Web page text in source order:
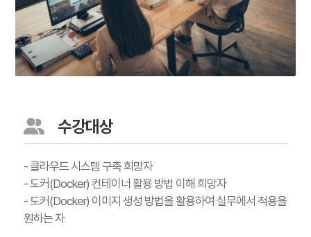
수강대상
- 클라우드 시스템 구축 희망자
- 도커(Docker) 컨테이너 활용 방법 이해 희망자
- 도커(Docker) 이미지 생성 방법을 활용하여 실무에서 적용을
원하는 자